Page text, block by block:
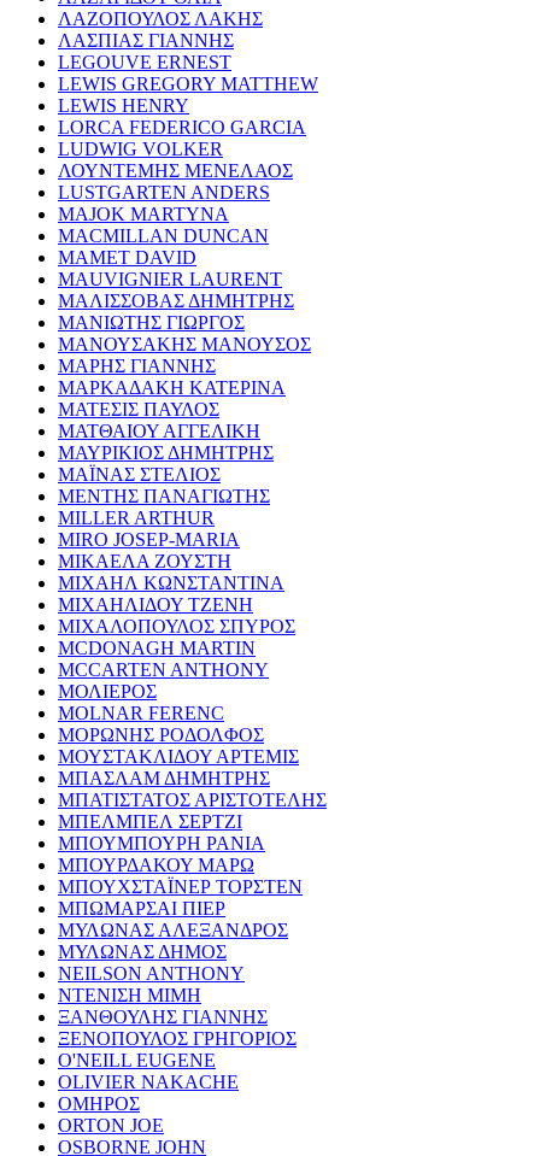
ΛΑΖΟΠΟΥΛΟΣ ΛΑΚΗΣ
ΛΑΣΠΙΑΣ ΓΙΑΝΝΗΣ
LEGOUVE ERNEST
LEWIS GREGORY MATTHEW
LEWIS HENRY
LORCA FEDERICO GARCIA
LUDWIG VOLKER
ΛΟΥΝΤΕΜΗΣ ΜΕΝΕΛΑΟΣ
LUSTGARTEN ANDERS
MAJOK MARTYNA
MACMILLAN DUNCAN
MAMET DAVID
MAUVIGNIER LAURENT
ΜΑΛΙΣΣΟΒΑΣ ΔΗΜΗΤΡΗΣ
ΜΑΝΙΩΤΗΣ ΓΙΩΡΓΟΣ
ΜΑΝΟΥΣΑΚΗΣ ΜΑΝΟΥΣΟΣ
ΜΑΡΗΣ ΓΙΑΝΝΗΣ
ΜΑΡΚΑΔΑΚΗ ΚΑΤΕΡΙΝΑ
ΜΑΤΕΣΙΣ ΠΑΥΛΟΣ
ΜΑΤΘΑΙΟΥ ΑΓΓΕΛΙΚΗ
ΜΑΥΡΙΚΙΟΣ ΔΗΜΗΤΡΗΣ
ΜΑΪΝΑΣ ΣΤΕΛΙΟΣ
ΜΕΝΤΗΣ ΠΑΝΑΓΙΩΤΗΣ
MILLER ARTHUR
MIRO JOSEP-MARIA
ΜΙΚΑΕΛΑ ΖΟΥΣΤΗ
ΜΙΧΑΗΛ ΚΩΝΣΤΑΝΤΙΝΑ
ΜΙΧΑΗΛΙΔΟΥ ΤΖΕΝΗ
ΜΙΧΑΛΟΠΟΥΛΟΣ ΣΠΥΡΟΣ
MCDONAGH MARTIN
MCCARTEN ANTHONY
ΜΟΛΙΕΡΟΣ
MOLNAR FERENC
ΜΟΡΩΝΗΣ ΡΟΔΟΛΦΟΣ
ΜΟΥΣΤΑΚΛΙΔΟΥ ΑΡΤΕΜΙΣ
ΜΠΑΣΛΑΜ ΔΗΜΗΤΡΗΣ
ΜΠΑΤΙΣΤΑΤΟΣ ΑΡΙΣΤΟΤΕΛΗΣ
ΜΠΕΛΜΠΕΛ ΣΕΡΤΖΙ
ΜΠΟΥΜΠΟΥΡΗ ΡΑΝΙΑ
ΜΠΟΥΡΔΑΚΟΥ ΜΑΡΩ
ΜΠΟΥΧΣΤΑΪΝΕΡ ΤΟΡΣΤΕΝ
ΜΠΩΜΑΡΣΑΙ ΠΙΕΡ
ΜΥΛΩΝΑΣ ΑΛΕΞΑΝΔΡΟΣ
ΜΥΛΩΝΑΣ ΔΗΜΟΣ
NEILSON ANTHONY
ΝΤΕΝΙΣΗ ΜΙΜΗ
ΞΑΝΘΟΥΛΗΣ ΓΙΑΝΝΗΣ
ΞΕΝΟΠΟΥΛΟΣ ΓΡΗΓΟΡΙΟΣ
O'NEILL EUGENE
OLIVIER NAKACHE
ΟΜΗΡΟΣ
ORTON JOE
OSBORNE JOHN